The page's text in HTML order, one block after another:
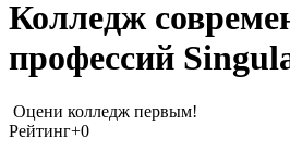
Колледж
профессий
Оцени колледж первым!
Рейтинг+0